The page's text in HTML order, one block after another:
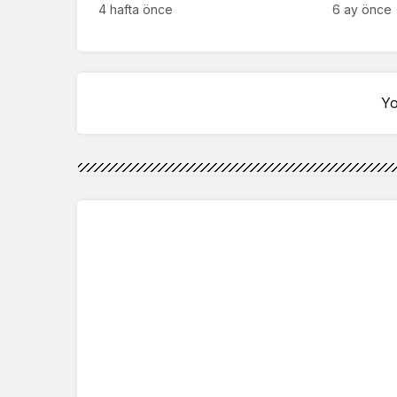
indirim dönemine erteliyor
4 hafta önce
bayram
6 ay önce